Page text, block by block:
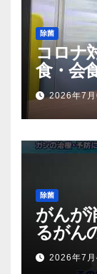
除菌
コロナ
食・会
（マス
放送の
2026年7月
除菌
がんが
るがん
2026年7